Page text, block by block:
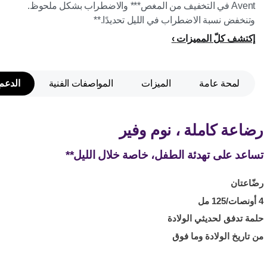
Avent في التخفيف من المغص*** والاضطراب بشكل ملحوظ.
وتنخفض نسبة الاضطراب في الليل تحديدًا.**
إكتشف كلّ المميزات
لمحة عامة الميزات المواصفات الفنية
رضاعة كاملة ، نوم وفير
تساعد على تهدئة الطفل، خاصة خلال الليل**
رضّاعتان
4 أونصات/125 مل
حلمة تدفق لحديثي الولادة
من تاريخ الولادة وما فوق